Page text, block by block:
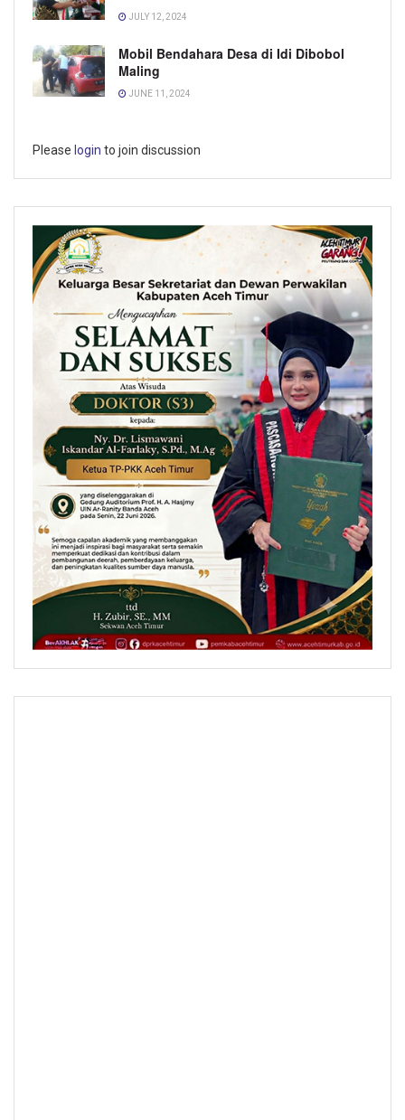
JULY 12, 2024
Mobil Bendahara Desa di Idi Dibobol
Maling
JUNE 11, 2024
Please login to join discussion